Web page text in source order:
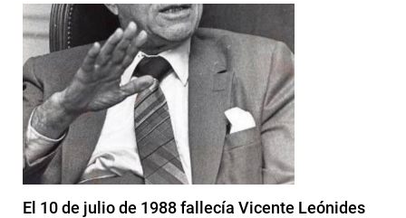
El 10 de julio de 1988 fallecía Vicente Leónides